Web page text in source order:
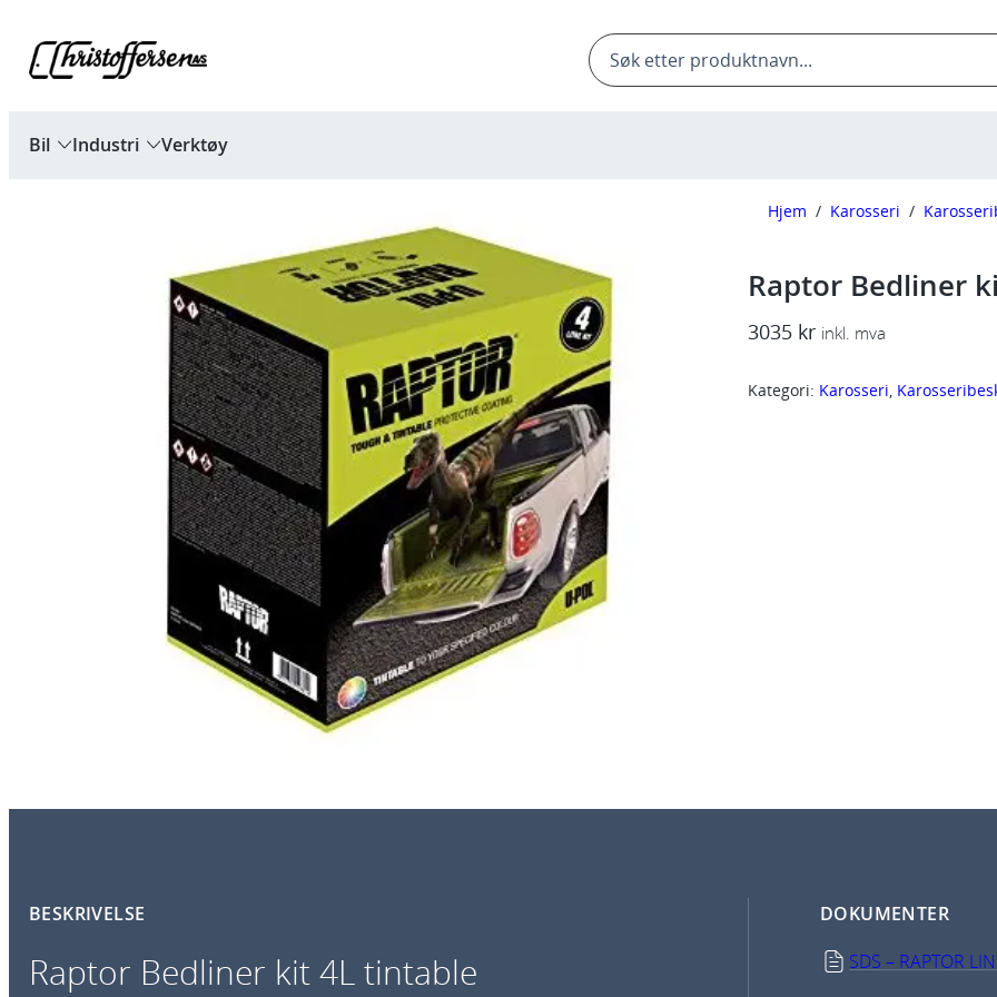
innhold
Products
search
Bil Industri Verktøy
Hjem / Karosseri /
Raptor Bedliner
3035 kr inkl. mva
Kategori: Karosseri,
BESKRIVELSE
Raptor Bedliner kit 4L tintable
DOKUMENTER
SDS – RAPTOR